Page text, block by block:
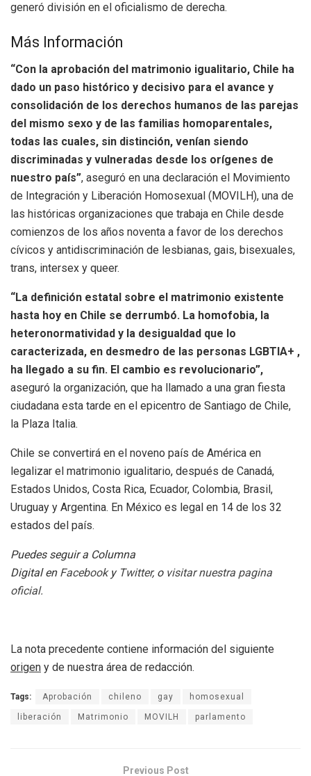
generó división en el oficialismo de derecha.
Más Información
“Con la aprobación del matrimonio igualitario, Chile ha
dado un paso histórico y decisivo para el avance y
consolidación de los derechos humanos de las parejas
del mismo sexo y de las familias homoparentales,
todas las cuales, sin distinción, venían siendo
discriminadas y vulneradas desde los orígenes de
nuestro país”, aseguró en una declaración el Movimiento
de Integración y Liberación Homosexual (MOVILH), una de
las históricas organizaciones que trabaja en Chile desde
comienzos de los años noventa a favor de los derechos
cívicos y antidiscriminación de lesbianas, gais, bisexuales,
trans, intersex y queer.
“La definición estatal sobre el matrimonio existente
hasta hoy en Chile se derrumbó. La homofobia, la
heteronormatividad y la desigualdad que lo
caracterizada, en desmedro de las personas LGBTIA+ ,
ha llegado a su fin. El cambio es revolucionario”,
aseguró la organización, que ha llamado a una gran fiesta
ciudadana esta tarde en el epicentro de Santiago de Chile,
la Plaza Italia.
Chile se convertirá en el noveno país de América en
legalizar el matrimonio igualitario, después de Canadá,
Estados Unidos, Costa Rica, Ecuador, Colombia, Brasil,
Uruguay y Argentina. En México es legal en 14 de los 32
estados del país.
Puedes seguir a Columna
Digital en Facebooky Twitter, o visitar nuestra pagina
oficial.
La nota precedente contiene información del siguiente
origen y de nuestra área de redacción.
Tags: Aprobación chileno gay homosexual
liberación Matrimonio MOVILH parlamento
Previous Post